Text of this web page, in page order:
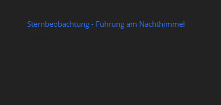
Sternbeobachtung - Führung am Nachthimmel